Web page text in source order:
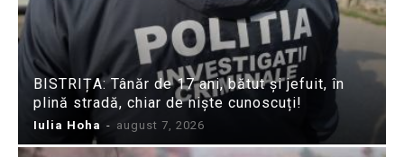
BISTRIȚA: Tânăr de 17 ani, bătut și jefuit, în
plină stradă, chiar de niște cunoscuți!
Iulia Hoha - august 7, 2026